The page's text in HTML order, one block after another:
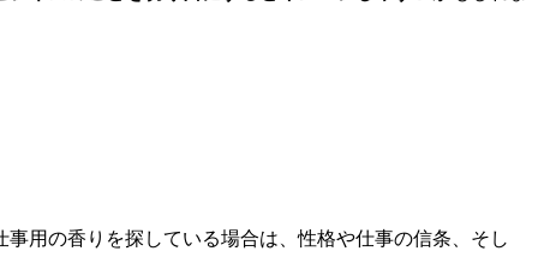
用の香りを探している場合は、性格や仕事の信条、そし